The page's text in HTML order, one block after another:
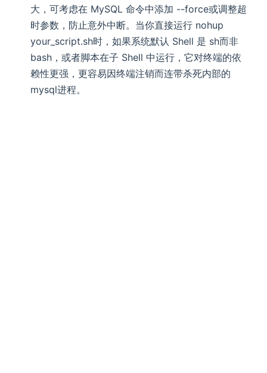
大，可考虑在 MySQL 命令中添加 --force或调整超
时参数，防止意外中断。当你直接运行 nohup
your_script.sh时，如果系统默认 Shell 是 sh而非
bash，或者脚本在子 Shell 中运行，它对终端的依
赖性更强，更容易因终端注销而连带杀死内部的
mysql进程。